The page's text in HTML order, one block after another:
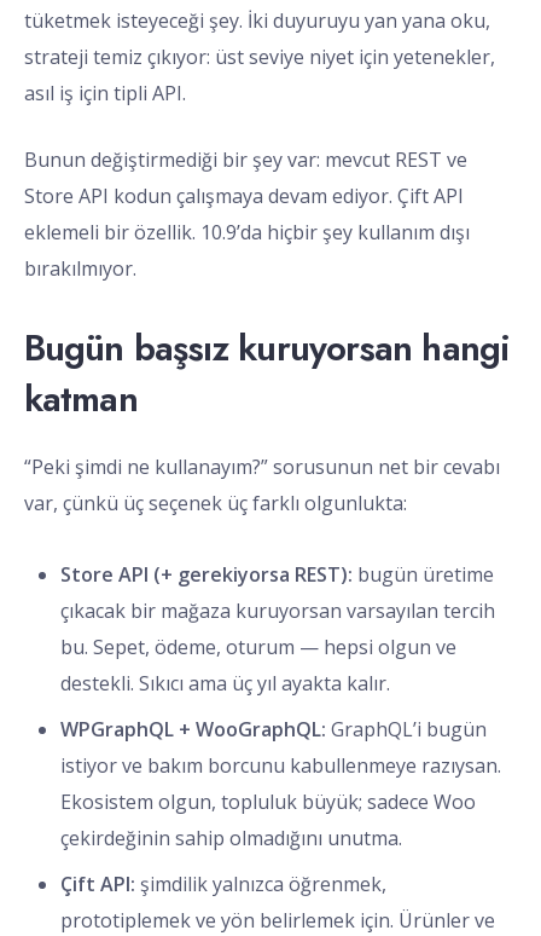
tüketmek isteyeceği şey. İki duyuruyu yan yana oku,
strateji temiz çıkıyor: üst seviye niyet için yetenekler,
asıl iş için tipli API.
Bunun değiştirmediği bir şey var: mevcut REST ve
Store API kodun çalışmaya devam ediyor. Çift API
eklemeli bir özellik. 10.9’da hiçbir şey kullanım dışı
bırakılmıyor.
Bugün başsız kuruyorsan hangi
katman
“Peki şimdi ne kullanayım?” sorusunun net bir cevabı
var, çünkü üç seçenek üç farklı olgunlukta:
Store API (+ gerekiyorsa REST): bugün üretime
çıkacak bir mağaza kuruyorsan varsayılan tercih
bu. Sepet, ödeme, oturum — hepsi olgun ve
destekli. Sıkıcı ama üç yıl ayakta kalır.
WPGraphQL + WooGraphQL: GraphQL’i bugün
istiyor ve bakım borcunu kabullenmeye razıysan.
Ekosistem olgun, topluluk büyük; sadece Woo
çekirdeğinin sahip olmadığını unutma.
Çift API: şimdilik yalnızca öğrenmek,
prototiplemek ve yön belirlemek için. Ürünler ve